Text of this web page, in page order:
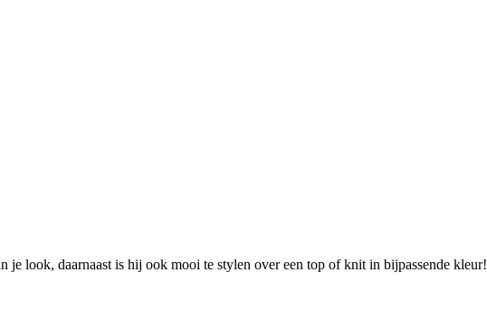
look, daarnaast is hij ook mooi te stylen over een top of knit in bijpassende kleur!